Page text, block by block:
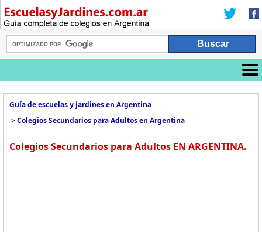
Guía de escuelas y jardines en Argentina
>Colegios Secundarios para Adultos en Argentina
Colegios Secundarios para Adultos EN ARGENTINA.